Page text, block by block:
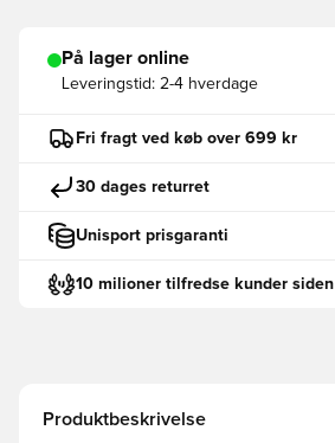
På lager online
Leveringstid: 2-4 hverdage
Fri fragt ved køb over 699 kr
30 dages returret
Unisport prisgaranti
10 milioner tilfredse kunder
Produktbeskrivelse